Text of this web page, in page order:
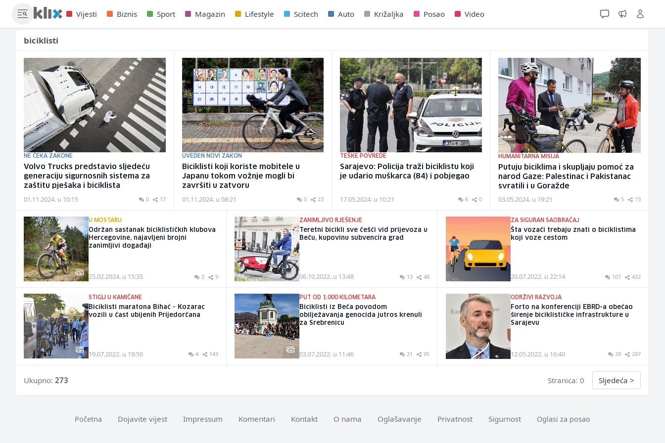
Vijesti Biznis Sport Magazin Lifestyle Scitech Auto Križaljka Posao Video
biciklisti
NE ČEKA ZAKONE
Volvo Trucks predstavio sljedeću
generaciju sigurnosnih sistema za
zaštitu pješaka i biciklista
01.11.2024. u 10:15 0 17
UVEDEN NOVI ZAKON
Biciklisti koji koriste mobitele u
Japanu tokom vožnje mogli bi
završiti u zatvoru
01.11.2024. u 08:21 0 23
TEŠKE POVREDE
Sarajevo: Policija traži biciklistu koji
je udario muškarca (84) i pobjegao
17.05.2024. u 10:21 6 0
HUMANITARNA MISIJA
Putuju biciklima i skupljaju pomoć za
narod Gaze: Palestinac i Pakistanac
svratili i u Goražde
03.05.2024. u 19:21 5 73
U MOSTARU
Održan sastanak biciklističkih klubova
Hercegovine, najavljeni brojni
zanimljivi događaji
25.02.2024. u 15:35 2 9
ZANIMLJIVO RJEŠENJE
Teretni bicikli sve češći vid prijevoza u
Beču, kupovinu subvencira grad
06.10.2022. u 13:48 13 48
ZA SIGURAN SAOBRAĆAJ
Šta vozači trebaju znati o biciklistima
koji voze cestom
20.07.2022. u 22:14 107 432
STIGLI U KAMIČANE
Biciklisti maratona Bihać - Kozarac
vozili u čast ubijenih Prijedorčana
19.07.2022. u 19:50 4 143
PUT OD 1.000 KILOMETARA
Biciklisti iz Beča povodom
obilježavanja genocida jutros krenuli
za Srebrenicu
03.07.2022. u 11:46 21 95
ODRŽIVI RAZVOJA
Forto na konferenciji EBRD-a obećao
širenje biciklističke infrastrukture u
Sarajevu
12.05.2022. u 16:40 29 287
Ukupno: 273 Stranica: 0 Sljedeća >
Početna Dojavite vijest Impressum Komentari Kontakt O nama Oglašavanje Privatnost Sigurnost Oglasi za posao